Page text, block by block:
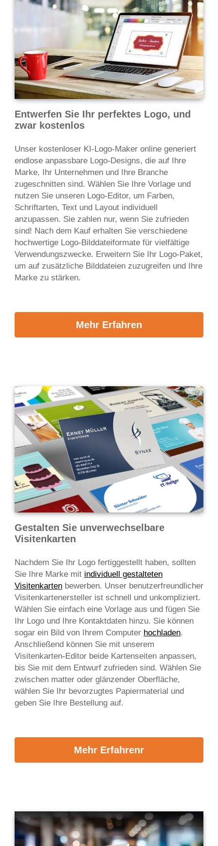
Entwerfen Sie Ihr perfektes Logo, und
zwar kostenlos
Unser kostenloser KI-Logo-Maker online generiert
endlose anpassbare Logo-Designs, die auf Ihre
Marke, Ihr Unternehmen und Ihre Branche
zugeschnitten sind. Wählen Sie Ihre Vorlage und
nutzen Sie unseren Logo-Editor, um Farben,
Schriftarten, Text und Layout individuell
anzupassen. Sie zahlen nur, wenn Sie zufrieden
sind! Nach dem Kauf erhalten Sie verschiedene
hochwertige Logo-Bilddateiformate für vielfältige
Verwendungszwecke. Erweitern Sie Ihr Logo-Paket,
um auf zusätzliche Bilddateien zuzugreifen und Ihre
Marke zu stärken.
Mehr Erfahren
Gestalten Sie unverwechselbare
Visitenkarten
Nachdem Sie Ihr Logo fertiggestellt haben, sollten
Sie Ihre Marke mit individuell gestalteten
Visitenkarten bewerben. Unser benutzerfreundlicher
Visitenkartenersteller ist schnell und unkompliziert.
Wählen Sie einfach eine Vorlage aus und fügen Sie
Ihr Logo und Ihre Kontaktdaten hinzu. Sie können
sogar ein Bild von Ihrem Computer hochladen.
Anschließend können Sie mit unserem
Visitenkarten-Editor beide Kartenseiten anpassen,
bis Sie mit dem Entwurf zufrieden sind. Wählen Sie
zwischen matter oder glänzender Oberfläche,
wählen Sie Ihr bevorzugtes Papiermaterial und
geben Sie Ihre Bestellung auf.
Mehr Erfahrenr